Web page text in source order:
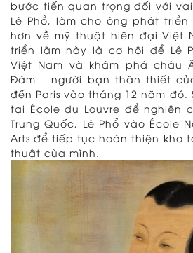
bước tiến quan trọng đối với
Lê Phổ, làm cho ông phát
hơn về mỹ thuật hiện đại Việt
triển lãm này là cơ hội để Lê
Việt Nam và khám phá châu
Đàm – người bạn thân thiết
đến Paris vào tháng 12 năm đó.
tại École du Louvre để nghiên
Trung Quốc, Lê Phổ vào École
Arts để tiếp tục hoàn thiện kho
thuật của mình.